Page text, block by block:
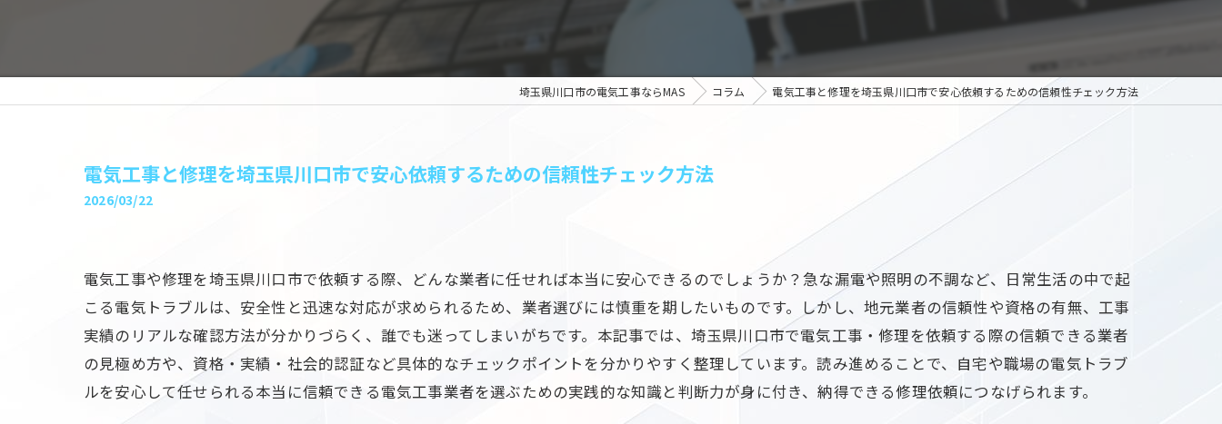
埼玉県川口市の電気工事ならMAS コラム 電気工事と修理を埼玉県川口市で安心依頼するための信頼性チェック方法
電気工事と修理を埼玉県川口市で安心依頼するための信頼性チェック方法
2026/03/22
電気工事や修理を埼玉県川口市で依頼する際、どんな業者に任せれば本当に安心できるのでしょうか？急な漏電や照明の不調など、日常生活の中で起
こる電気トラブルは、安全性と迅速な対応が求められるため、業者選びには慎重を期したいものです。しかし、地元業者の信頼性や資格の有無、工事
実績のリアルな確認方法が分かりづらく、誰でも迷ってしまいがちです。本記事では、埼玉県川口市で電気工事・修理を依頼する際の信頼できる業者
の見極め方や、資格・実績・社会的認証など具体的なチェックポイントを分かりやすく整理しています。読み進めることで、自宅や職場の電気トラブ
ルを安心して任せられる本当に信頼できる電気工事業者を選ぶための実践的な知識と判断力が身に付き、納得できる修理依頼につなげられます。